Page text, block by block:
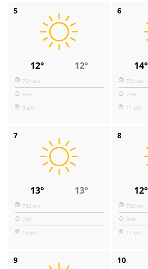
5
12° 12°
764 мм
86%
9 м/с
6
14°
764 мм
75%
11 м/с
7
13° 13°
765 мм
74%
10 м/с
8
12°
763 мм
80%
11 м/с
9 10